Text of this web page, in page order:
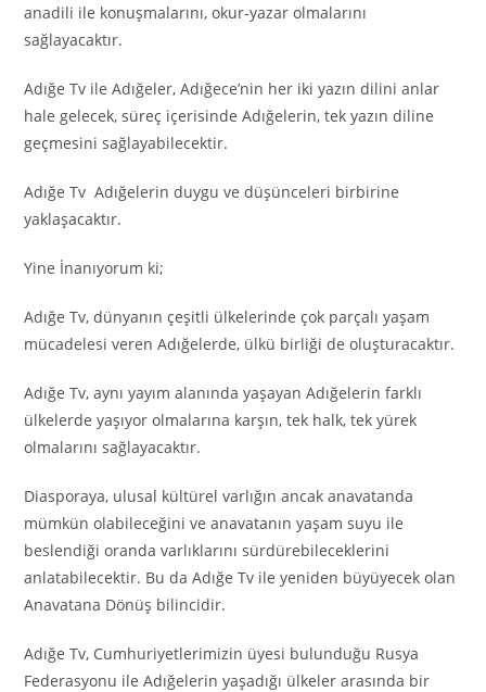
anadili ile konuşmalarını, okur-yazar olmalarını
sağlayacaktır.
Adığe Tv ile Adığeler, Adığece’nin her iki yazın dilini anlar
hale gelecek, süreç içerisinde Adığelerin, tek yazın diline
geçmesini sağlayabilecektir.
Adığe Tv Adığelerin duygu ve düşünceleri birbirine
yaklaşacaktır.
Yine İnanıyorum ki;
Adığe Tv, dünyanın çeşitli ülkelerinde çok parçalı yaşam
mücadelesi veren Adığelerde, ülkü birliği de oluşturacaktır.
Adığe Tv, aynı yayım alanında yaşayan Adığelerin farklı
ülkelerde yaşıyor olmalarına karşın, tek halk, tek yürek
olmalarını sağlayacaktır.
Diasporaya, ulusal kültürel varlığın ancak anavatanda
mümkün olabileceğini ve anavatanın yaşam suyu ile
beslendiği oranda varlıklarını sürdürebileceklerini
anlatabilecektir. Bu da Adığe Tv ile yeniden büyüyecek olan
Anavatana Dönüş bilincidir.
Adığe Tv, Cumhuriyetlerimizin üyesi bulunduğu Rusya
Federasyonu ile Adığelerin yaşadığı ülkeler arasında bir